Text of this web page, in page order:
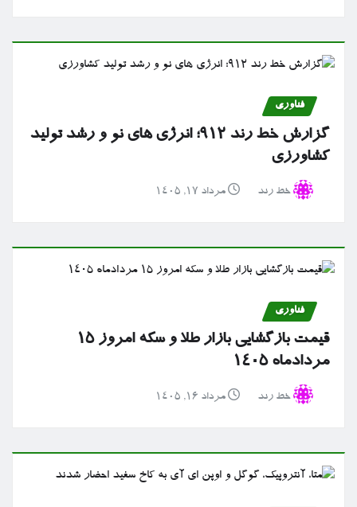
فناوری
گزارش خط رند ۹۱۲؛ انرژی های نو و رشد تولید
کشاورزی
خط رند مرداد ۱۷, ۱۴۰۵
فناوری
قیمت بازگشایی بازار طلا و سکه امروز ۱۵
مردادماه ۱۴۰۵
خط رند مرداد ۱۶, ۱۴۰۵